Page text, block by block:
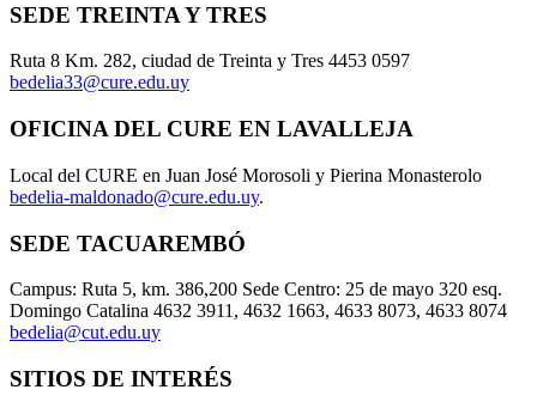
SEDE TREINTA Y TRES
Ruta 8 Km. 282, ciudad de Treinta y Tres 4453 0597
bedelia33@cure.edu.uy
OFICINA DEL CURE EN LAVALLEJA
Local del CURE en Juan José Morosoli y Pierina Monasterolo
bedelia-maldonado@cure.edu.uy.
SEDE TACUAREMBÓ
Campus: Ruta 5, km. 386,200 Sede Centro: 25 de mayo 320 esq.
Domingo Catalina 4632 3911, 4632 1663, 4633 8073, 4633 8074
bedelia@cut.edu.uy
SITIOS DE INTERÉS